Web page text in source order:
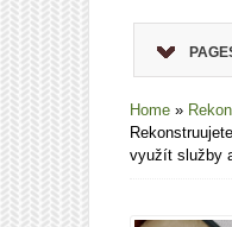
Home »
využít služby